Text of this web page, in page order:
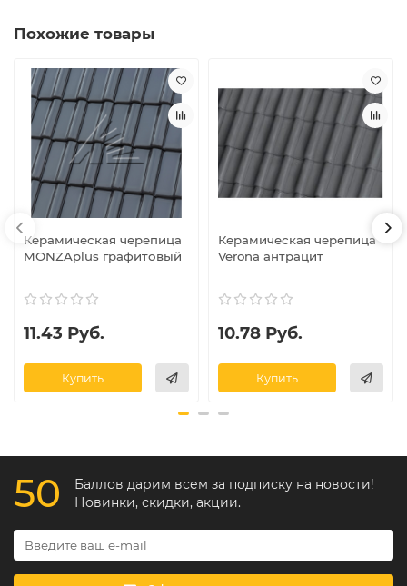
Похожие товары
Керамическая черепица
MONZAplus графитовый
11.43 Руб.
Купить
Керамическая черепица
Verona антрацит
10.78 Руб.
Купить
50
Баллов дарим всем за подписку на новости!
Новинки, скидки, акции.